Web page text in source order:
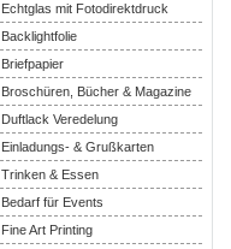
Echtglas mit Fotodirektdruck
Backlightfolie
Briefpapier
Broschüren, Bücher & Magazine
Duftlack Veredelung
Einladungs- & Grußkarten
Trinken & Essen
Bedarf für Events
Fine Art Printing